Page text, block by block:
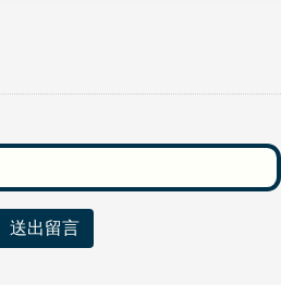
送出留言